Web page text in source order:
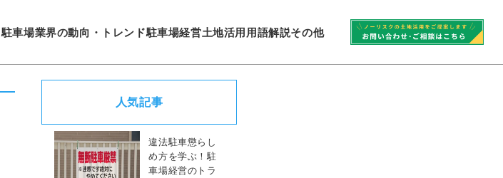
駐車場業界の動向・トレンド駐車場経営土地活用 用語解説その他
人気記事
違法駐車懲らし
め方を学ぶ！駐
車場経営のトラ